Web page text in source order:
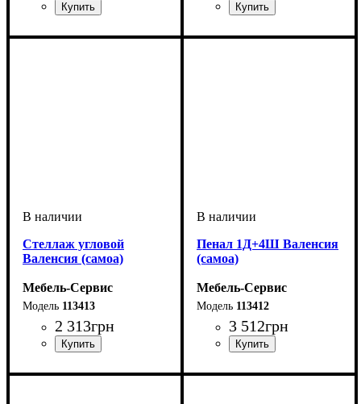
Стеллаж угловой
Валенсия (самоа)
Мебель-Сервис
113413
2 313грн
Пенал 1Д+4Ш Валенсия
(самоа)
Мебель-Сервис
113412
3 512грн